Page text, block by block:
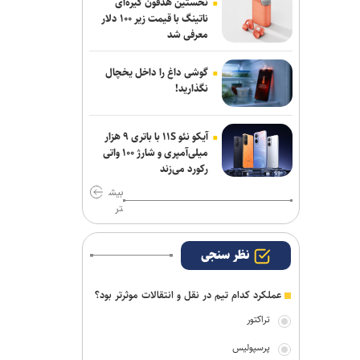
ناکامی نماینده ایران در مسابقات ورزش
های خیابانی
بیاتلو: با آریو قرارداد دارم/ حضورم در مس
رفسنجان صحت ندارد
اژدهاکش به پرسپولیس پیوست
مخالفت زارع با انتقال بازیکنان ملوان به
ناتینگ با قیمت زیر ۱۰۰ دلار
معرفی شد
گوشی داغ را داخل یخچال
نگذارید!
آیکو نئو ۱۱S با باتری ۹ هزار
میلی‌آمپری و شارژ ۱۰۰ واتی
رکورد می‌زند
بیش
تر
نظر سنجی
عملکرد کدام تیم در نقل و انتقالات موثرتر بود؟
تراکتور
پرسپولیس